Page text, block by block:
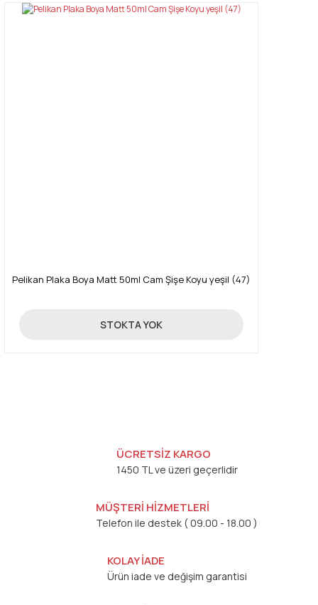
Pelikan Plaka Boya Matt 50ml Cam Şişe Koyu yeşil (47)
89,00 TL
STOKTA YOK
ÜCRETSİZ KARGO
1450 TL ve üzeri geçerlidir
MÜŞTERİ HİZMETLERİ
Telefon ile destek ( 09.00 - 18.00 )
KOLAY İADE
Ürün iade ve değişim garantisi